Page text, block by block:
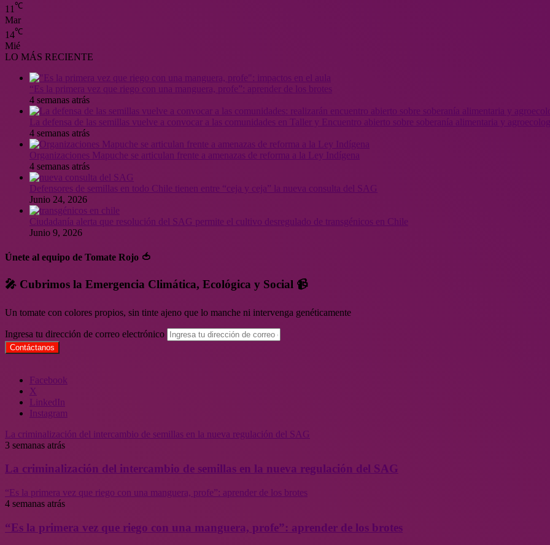
11 ℃
Mar
14℃
Mié
LO MÁS RECIENTE
“Es la primera vez que riego con una manguera, profe”: aprender de los brotes
4 semanas atrás
La defensa de las semillas vuelve a convocar a las comunidades en Taller y Encuentro abierto sobre soberanía alimentaria y
4 semanas atrás
Organizaciones Mapuche se articulan frente a amenazas de reforma a la Ley Indígena
4 semanas atrás
Defensores de semillas en todo Chile tienen entre “ceja y ceja” la nueva consulta del SAG
Junio 24, 2026
Ciudadanía alerta que resolución del SAG permite el cultivo desregulado de transgénicos en Chile
Junio 9, 2026
Únete al equipo de Tomate Rojo 🍅
🎤 Cubrimos la Emergencia Climática, Ecológica y Social 📹
Un tomate con colores propios, sin tinte ajeno que lo manche ni intervenga genéticamente
Ingresa tu dirección de correo electrónico
Facebook
X
LinkedIn
Instagram
La criminalización del intercambio de semillas en la nueva regulación del SAG
3 semanas atrás
La criminalización del intercambio de semillas en la nueva regulación del SAG
“Es la primera vez que riego con una manguera, profe”: aprender de los brotes
4 semanas atrás
“Es la primera vez que riego con una manguera, profe”: aprender de los brotes